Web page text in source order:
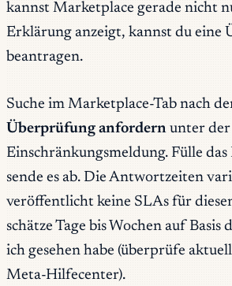
kannst Marketplace gerade nicht
Erklärung anzeigt, kannst du eine
beantragen.
Suche im Marketplace-Tab nach
Überprüfung anfordern unter der
Einschränkungsmeldung. Fülle
sende es ab. Die Antwortzeiten
veröffentlicht keine SLAs für
schätze Tage bis Wochen auf Basis
ich gesehen habe (überprüfe
Meta-Hilfecenter).